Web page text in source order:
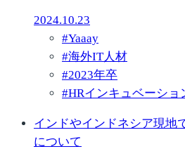
2024.10.23
#Yaaay
#海外IT人材
#2023年卒
#HRインキュベーショ
インドやインドネシア現地
について